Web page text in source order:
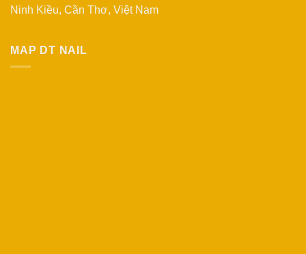
Ninh Kiều, Cần Thơ, Việt Nam
MAP DT NAIL